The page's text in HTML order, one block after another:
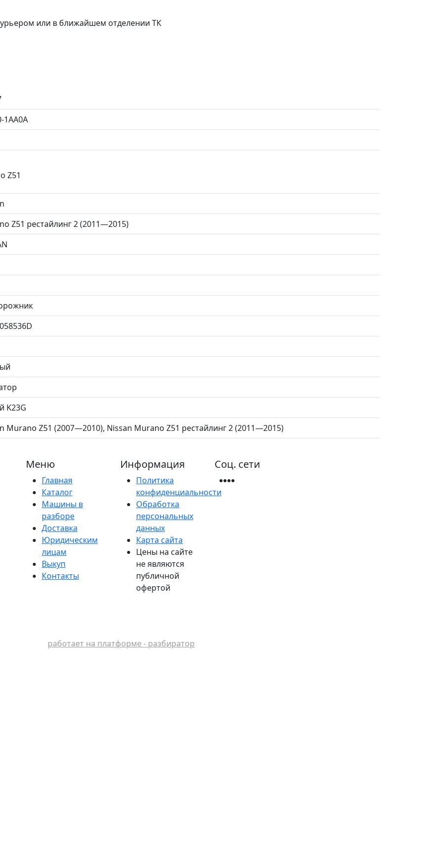
или в ближайшем отделении ТК
1AA0A
Z51
Z51 рестайлинг 2 (2011—2015)
K23G
Murano Z51 (2007—2010), Nissan Murano Z51 рестайлинг 2 (2011—2015)
Меню
Главная
Каталог
Машины в
разборе
Доставка
Юридическим
лицам
Выкуп
Контакты
Информация
Политика
конфиденциальности
Обработка
персональных
данных
Карта сайта
Цены на сайте
не являются
публичной
офертой
Соц. сети
работает на платформе - разбиратор